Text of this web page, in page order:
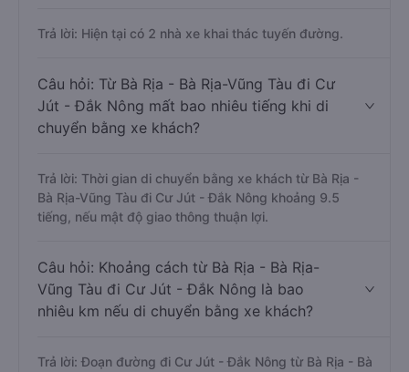
Trả lời: Hiện tại có 2 nhà xe khai thác tuyến đường.
Câu hỏi: Từ Bà Rịa - Bà Rịa-Vũng Tàu đi Cư
Jút - Đắk Nông mất bao nhiêu tiếng khi di
chuyển bằng xe khách?
Trả lời: Thời gian di chuyển bằng xe khách từ Bà Rịa -
Bà Rịa-Vũng Tàu đi Cư Jút - Đắk Nông khoảng 9.5
tiếng, nếu mật độ giao thông thuận lợi.
Câu hỏi: Khoảng cách từ Bà Rịa - Bà Rịa-
Vũng Tàu đi Cư Jút - Đắk Nông là bao
nhiêu km nếu di chuyển bằng xe khách?
Trả lời: Đoạn đường đi Cư Jút - Đắk Nông từ Bà Rịa - Bà